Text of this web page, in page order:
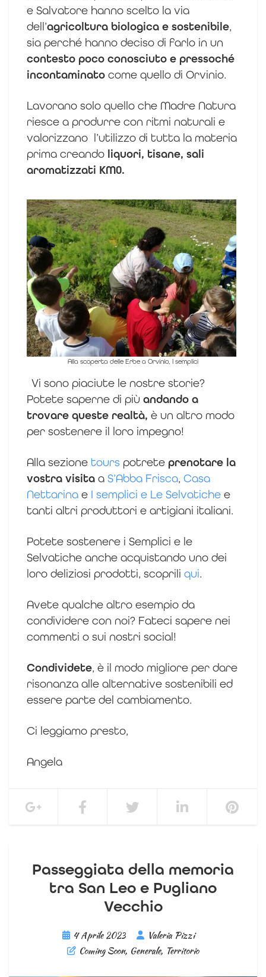
e Salvatore hanno scelto la via
dell’agricoltura biologica e sostenibile,
sia perché hanno deciso di farlo in un
contesto poco conosciuto e pressoché
incontaminato come quello di Orvinio.
Lavorano solo quello che Madre Natura
riesce a produrre con ritmi naturali e
valorizzano l’utilizzo di tutta la materia
prima creando liquori, tisane, sali
aromatizzati KM0.
Alla scoperta delle Erbe a Orvinio, I semplici
Vi sono piaciute le nostre storie?
Potete saperne di più andando a
trovare queste realtà, è un altro modo
per sostenere il loro impegno!
Alla sezione tours potrete prenotare la
vostra visita a S’Abba Frisca, Casa
Nettarina e I semplici e Le Selvatiche e
tanti altri produttori e artigiani italiani.
Potete sostenere i Semplici e le
Selvatiche anche acquistando uno dei
loro deliziosi prodotti, scoprili qui.
Avete qualche altro esempio da
condividere con noi? Fateci sapere nei
commenti o sui nostri social!
Condividete, è il modo migliore per dare
risonanza alle alternative sostenibili ed
essere parte del cambiamento.
Ci leggiamo presto,
Angela
Passeggiata della memoria
tra San Leo e Pugliano
Vecchio
4 Aprile 2023
Valeria Pizzi
Coming Soon, Generale, Territorio